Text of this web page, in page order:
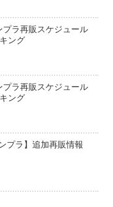
ラ再販スケジュール
ング
ラ再販スケジュール
ング
プラ】追加再販情報